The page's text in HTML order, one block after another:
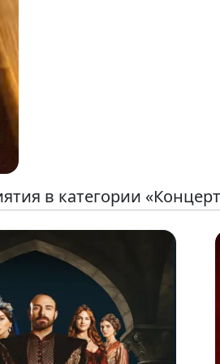
в категории